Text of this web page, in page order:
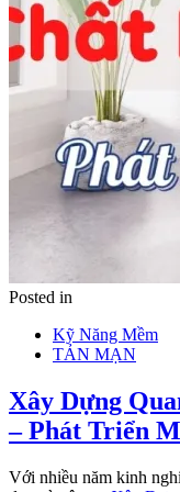
Posted in
Kỹ Năng Mềm
TẢN MẠN
Xây Dựng
– Phát Triển
Với nhiều năm kinh